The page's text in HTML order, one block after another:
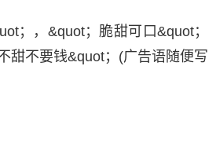
；，&quot；脆甜可口&quot；
甜不要钱&quot；(广告语随便写